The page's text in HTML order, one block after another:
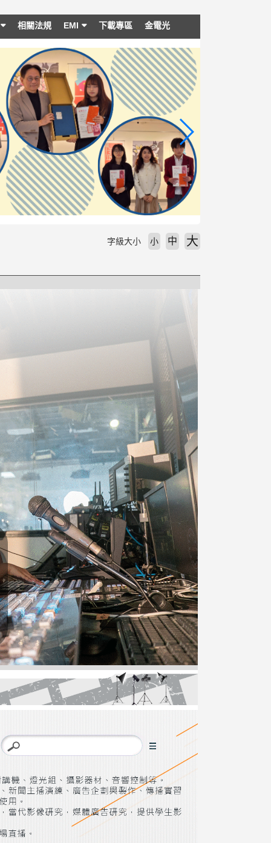
相關法規 EMI 下載專區 金電光
字級大小 小 中 大